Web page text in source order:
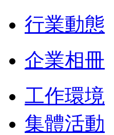
行業動態
企業相冊
工作環境
集體活動